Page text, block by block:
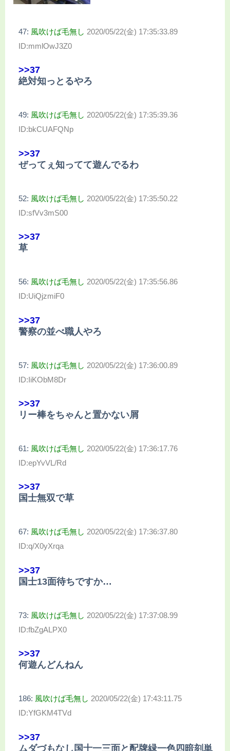
47: 風吹けば毛無し 2020/05/22(金) 17:35:33.89
ID:mmlOwJ3Z0
>>37
絶対知っとるやろ
49: 風吹けば毛無し 2020/05/22(金) 17:35:39.36
ID:bkCUAFQNp
>>37
ぜってぇ知ってて遊んでるわ
52: 風吹けば毛無し 2020/05/22(金) 17:35:50.22
ID:sfVv3mS00
>>37
草
56: 風吹けば毛無し 2020/05/22(金) 17:35:56.86
ID:UiQjzmiF0
>>37
警察の並べ職人やろ
57: 風吹けば毛無し 2020/05/22(金) 17:36:00.89
ID:IiKObM8Dr
>>37
リー棒をちゃんと置かない屑
61: 風吹けば毛無し 2020/05/22(金) 17:36:17.76
ID:epYvVL/Rd
>>37
国士無双で草
67: 風吹けば毛無し 2020/05/22(金) 17:36:37.80
ID:q/X0yXrqa
>>37
国士13面待ちですか…
73: 風吹けば毛無し 2020/05/22(金) 17:37:08.99
ID:fbZgALPX0
>>37
何遊んどんねん
186: 風吹けば毛無し 2020/05/22(金) 17:43:11.75
ID:YfGKM4TVd
>>37
ムダづもなし国士一三面と配牌緑一色四暗刻単